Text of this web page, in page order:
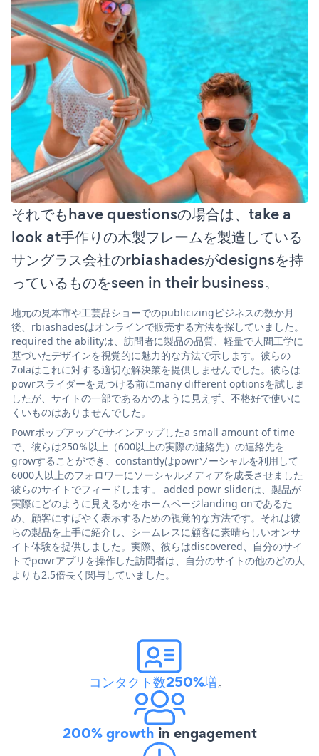
それでもhave questionsの場合は、take a
look at手作りの木製フレームを製造している
サングラス会社のrbiashadesがdesignsを持
っているものをseen in their business。
地元の見本市や工芸品ショーでのpublicizingビジネスの数か月
後、rbiashadesはオンラインで販売する方法を探していました。
required the abilityは、訪問者に製品の品質、軽量で人間工学に
基づいたデザインを視覚的に魅力的な方法で示します。彼らの
Zolaはこれに対する適切な解決策を提供しませんでした。彼らは
powrスライダーを見つける前にmany different optionsを試しま
したが、サイトの一部であるかのように見えず、不格好で使いに
くいものはありませんでした。
Powrポップアップでサインアップしたa small amount of time
で、彼らは250％以上（600以上の実際の連絡先）の連絡先を
growすることができ、constantlyはpowrソーシャルを利用して
6000人以上のフォロワーにソーシャルメディアを成長させました
彼らのサイトでフィードします。 added powr sliderは、製品が
実際にどのように見えるかをホームページlanding onであるた
め、顧客にすばやく表示するための視覚的な方法です。それは彼
らの製品を上手に紹介し、シームレスに顧客に素晴らしいオンサ
イト体験を提供しました。実際、彼らはdiscovered、自分のサイ
トでpowrアプリを操作した訪問者は、自分のサイトの他のどの人
よりも2.5倍長く関与していました。
コンタクト数250%増。
200% growth in engagement